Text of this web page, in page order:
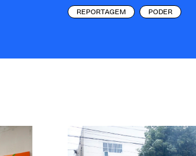
REPORTAGEM PODER